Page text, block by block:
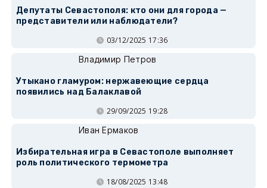
Депутаты Севастополя: кто они для города —
представители или наблюдатели?
03/12/2025 17:36
Владимир Петров
Утыкано гламуром: нержавеющие сердца
появились над Балаклавой
29/09/2025 19:28
Иван Ермаков
Избирательная игра в Севастополе выполняет
роль политического термометра
18/08/2025 13:48